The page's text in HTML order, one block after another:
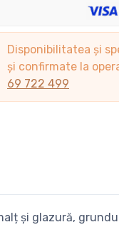
Disponibilitatea și
și confirmate la
69 722 499
și glazură,